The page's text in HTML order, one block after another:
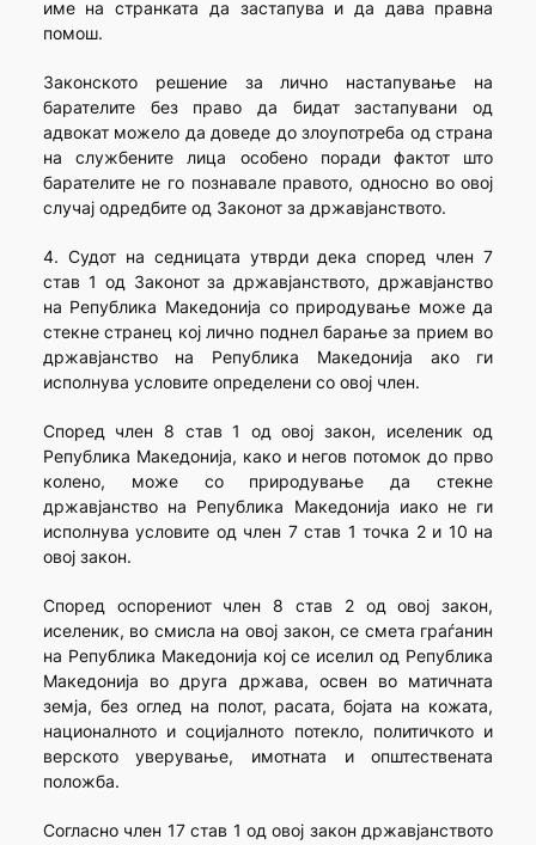
име на странката да застапува и да дава правна
помош.
Законското решение за лично настапување на
барателите без право да бидат застапувани од
адвокат можело да доведе до злоупотреба од страна
на службените лица особено поради фактот што
барателите не го познавале правото, односно во овој
случај одредбите од Законот за државјанството.
4. Судот на седницата утврди дека според член 7
став 1 од Законот за државјанството, државјанство
на Република Македонија со природување може да
стекне странец кој лично поднел барање за прием во
државјанство на Република Македонија ако ги
исполнува условите определени со овој член.
Според член 8 став 1 од овој закон, иселеник од
Република Македонија, како и негов потомок до прво
колено, може со природување да стекне
државјанство на Република Македонија иако не ги
исполнува условите од член 7 став 1 точка 2 и 10 на
овој закон.
Според оспорениот член 8 став 2 од овој закон,
иселеник, во смисла на овој закон, се смета граѓанин
на Република Македонија кој се иселил од Република
Македонија во друга држава, освен во матичната
земја, без оглед на полот, расата, бојата на кожата,
националното и социјалното потекло, политичкото и
верското уверување, имотната и општествената
положба.
Согласно член 17 став 1 од овој закон државјанството